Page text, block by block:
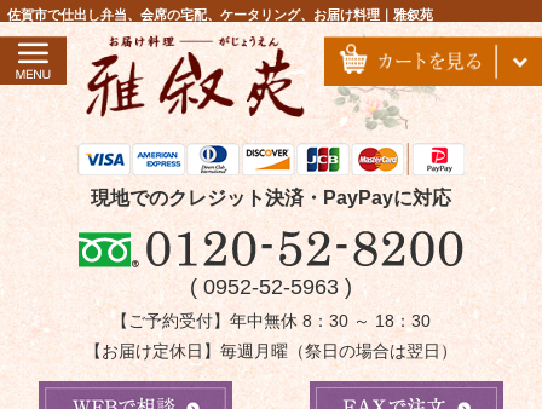
コ
ン
ツ
へ
ス
キ
プ
佐賀市で仕出し弁当、会席の宅配、ケータリング、お届け料理｜雅叙苑
現地でのクレジット決済・PayPayに対応
( 0952-52-5963 )
【ご予約受付】年中無休 8：30 ～ 18：30
【お届け定休日】毎週月曜（祭日の場合は翌日）